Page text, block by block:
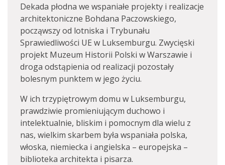
Dekada płodna we wspaniałe projekty i realizacje
architektoniczne Bohdana Paczowskiego,
począwszy od lotniska i Trybunału
Sprawiedliwości UE w Luksemburgu. Zwycięski
projekt Muzeum Historii Polski w Warszawie i
droga odstąpienia od realizacji pozostały
bolesnym punktem w jego życiu.
W ich trzypiętrowym domu w Luksemburgu,
prawdziwie promieniującym duchowo i
intelektualnie, bliskim i pomocnym dla wielu z
nas, wielkim skarbem była wspaniała polska,
włoska, niemiecka i angielska – europejska –
biblioteka architekta i pisarza.